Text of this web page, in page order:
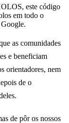
este código
em todo o
as comunidades
e beneficiam
orientadores, nem
de o
de pôr os nossos